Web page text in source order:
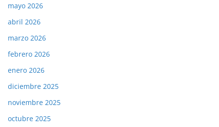
mayo 2026
abril 2026
marzo 2026
febrero 2026
enero 2026
diciembre 2025
noviembre 2025
octubre 2025